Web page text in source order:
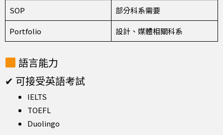
SOP
部分科系需要
Portfolio
設計、媒體相關科系
語言能力
✔ 可接受英語考試
IELTS
TOEFL
Duolingo